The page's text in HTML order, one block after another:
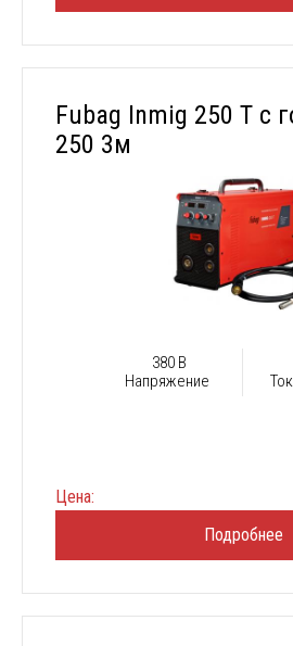
Fubag Inmig 250 T с
250 3м
380 В
Напряжение
Цена:
Подробнее